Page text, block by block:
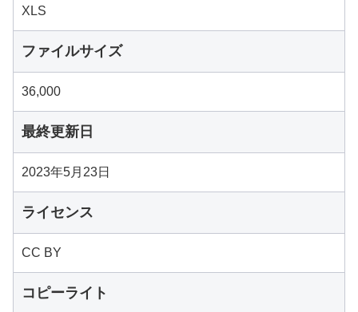
XLS
ファイルサイズ
36,000
最終更新日
2023年5月23日
ライセンス
CC BY
コピーライト